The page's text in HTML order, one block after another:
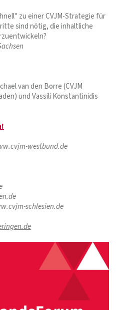
zu einer CVJM-Strategie für
sind nötig, die inhaltliche
van den Borre (CVJM
und Vassili Konstantinidis
westbund.de
schlesien.de